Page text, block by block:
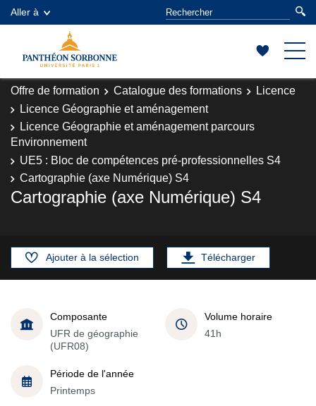
Aller à
Offre de formation Catalogue des formations
Licence
Licence Géographie et aménagement
Licence Géographie et aménagement parcours
Environnement
UE5 : Bloc de compétences pré-professionnelles S4
Cartographie (axe Numérique) S4
Cartographie (axe Numérique) S4
Ajouter à la sélection Télécharger
Composante
UFR de géographie
(UFR08)
Volume horaire
41h
Période de l'année
Printemps